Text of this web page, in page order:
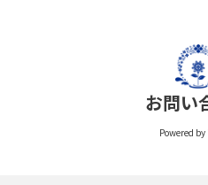
お問い
Powered by